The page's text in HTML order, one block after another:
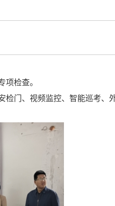
项检查。
检门、视频监控、智能巡考、